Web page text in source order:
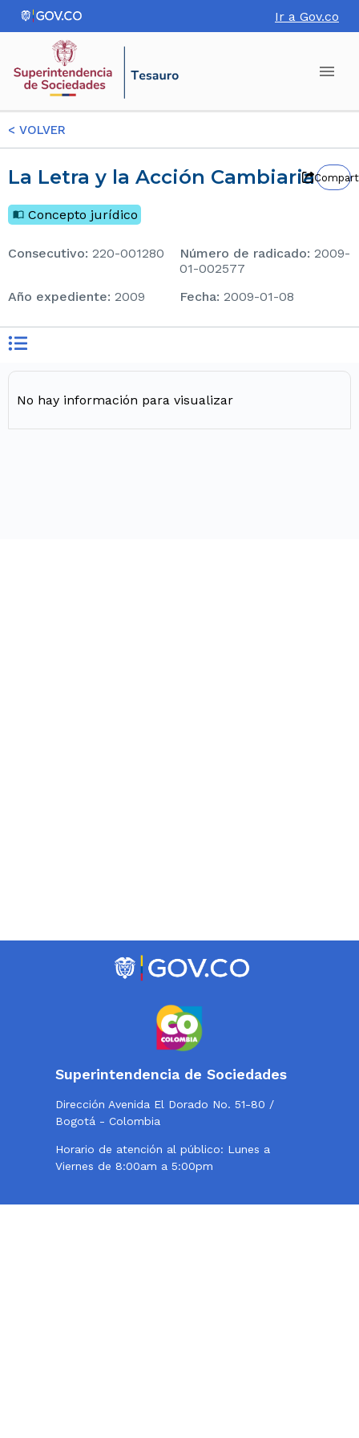
Ir a Gov.co
< VOLVER
La Letra y la Acción Cambiaria
Concepto jurídico
consecutivo: 220-001280 Número de radicado: 2009-
01-002577
Año expediente: 2009 Fecha: 2009-01-08
No hay información para visualizar
Superintendencia de Sociedades
Dirección Avenida El Dorado No. 51-80 /
Bogotá - Colombia
Horario de atención al público: Lunes a
Viernes de 8:00am a 5:00pm